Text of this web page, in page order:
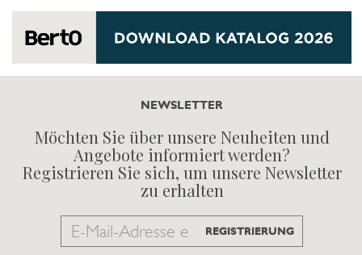
NEWSLETTER
Möchten Sie über unsere Neuheiten und
Angebote informiert werden?
Registrieren Sie sich, um unsere Newsletter
zu erhalten
Email REGISTRIERUNG